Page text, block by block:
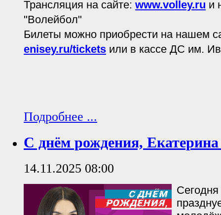
Трансляция на сайте: www.volley.ru и
"Волейбол"
Билеты можно приобрести на нашем
enisey.ru/tickets или в кассе ДС им.
Подробнее ...
С днём рождения,
14.11.2025 08:00